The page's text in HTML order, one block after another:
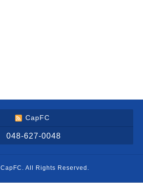
CapFC
048-627-0048
CapFC . All Rights Reserved.